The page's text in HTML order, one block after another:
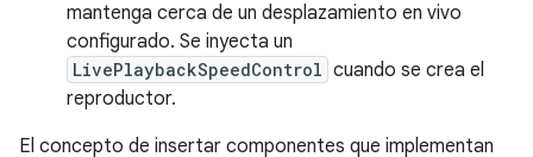
mantenga cerca de un desplazamiento en vivo
configurado. Se inyecta un
LivePlaybackSpeedControl cuando se crea el
reproductor.
El concepto de insertar componentes que implementan